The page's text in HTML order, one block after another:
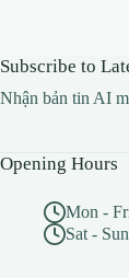
Subscribe to
Nhận bản tin AI
Opening Hours
Mon -
Sat -